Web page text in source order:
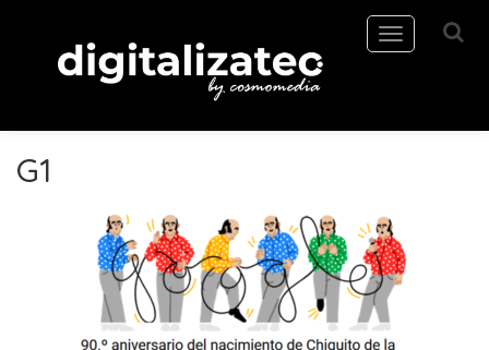
Toggle
navigation
G1